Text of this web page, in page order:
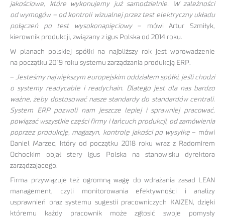
jakościowe, które wykonujemy już samodzielnie. W zależności
od wymogów – od kontroli wizualnej przez test elektryczny układu
połączeń po test wysokonapięciowy– mówi Artur Szmiłyk,
kierownik produkcji, związany z igus Polska od 2014 roku.
W planach polskiej spółki na najbliższy rok jest wprowadzenie
na początku 2019 roku systemu zarządzania produkcją ERP.
– Jesteśmy największym europejskim oddziałem spółki, jeśli chodzi
o systemy readycable i readychain. Dlatego jest dla nas bardzo
ważne, żeby dostosować nasze standardy do standardów centrali.
System ERP pozwoli nam jeszcze lepiej i sprawniej pracować,
powiązać wszystkie części firmy i łańcuch produkcji, od zamówienia
poprzez produkcję, magazyn, kontrolę jakości po wysyłkę– mówi
Daniel Marzec, który od początku 2018 roku wraz z Radomirem
Ochockim objął stery igus Polska na stanowisku dyrektora
zarządzającego.
Firma przywiązuje też ogromną wagę do wdrażania zasad LEAN
management, czyli monitorowania efektywności i analizy
usprawnień oraz systemu sugestii pracowniczych KAIZEN, dzięki
któremu każdy pracownik może zgłosić swoje pomysły